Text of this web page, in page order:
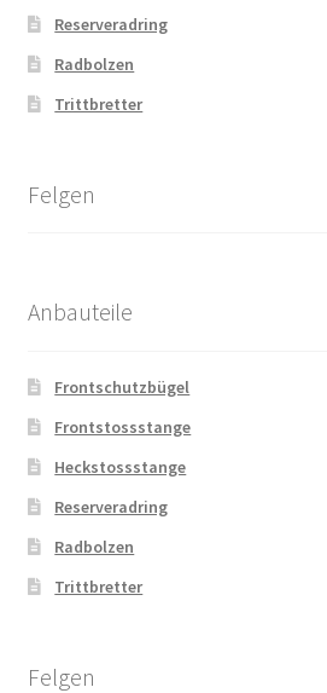
Reserveradring
Radbolzen
Trittbretter
Felgen
Anbauteile
Frontschutzbügel
Frontstossstange
Heckstossstange
Reserveradring
Radbolzen
Trittbretter
Felgen